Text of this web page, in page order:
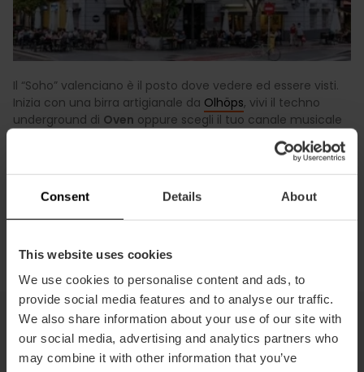
Consent Details About
This website uses cookies
We use cookies to personalise content and ads, to
provide social media features and to analyse our traffic.
We also share information about your use of our site with
our social media, advertising and analytics partners who
may combine it with other information that you’ve
Il “Soho” valenciano è il posto dove vedere ed essere visti.
Inizia con una birra artigianale da Olhöps, vivi il techno
underground di Oven oppure scegli il tuo canale musicale
. Per gli amanti dell’indie,
è l’icona indiscussa. Un quartiere di design e
avanguardia dove ogni notte è un’esperienza diversa.
Scopri l’anima di Ruzafa
Tardeo sul mare: La Marina, le